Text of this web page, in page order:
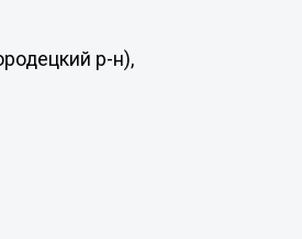
р-н),